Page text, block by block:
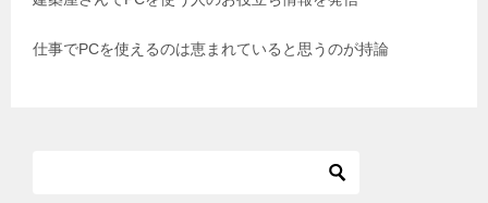
仕事でPCを使えるのは恵まれていると思うのが持論